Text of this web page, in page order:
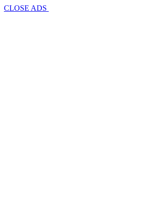
CLOSE ADS